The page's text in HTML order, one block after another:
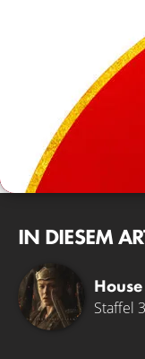
IN DIESEM
Staffel